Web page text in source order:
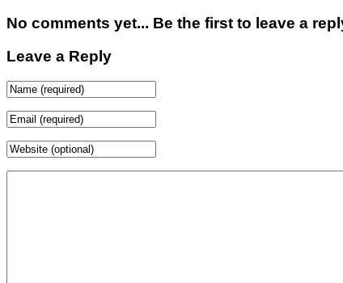
No comments yet... Be the first to leave a
Leave a Reply